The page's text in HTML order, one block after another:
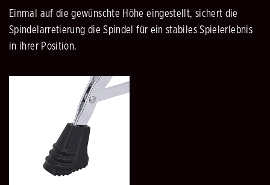
Einmal auf die gewünschte Höhe eingestellt, sichert die
Spindelarretierung die Spindel für ein stabiles Spielerlebnis
in ihrer Position.